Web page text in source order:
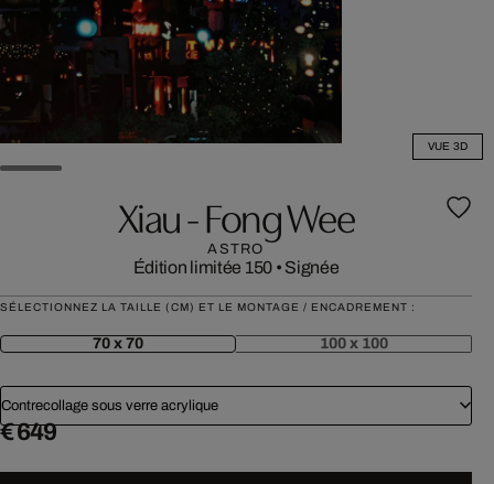
VUE 3D
Xiau - Fong Wee
ASTRO
Édition limitée 150 • Signée
SÉLECTIONNEZ LA TAILLE (CM) ET LE MONTAGE / ENCADREMENT :
70 x 70 100 x 100
Contrecollage sous verre acrylique
€ 649